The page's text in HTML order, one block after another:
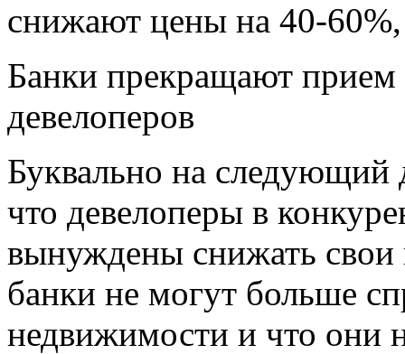
снижают цены на 40-60%,
Банки прекращают прием
девелоперов
Буквально на следующий
что девелоперы в
вынуждены снижать свои
банки не могут больше
недвижимости и что они